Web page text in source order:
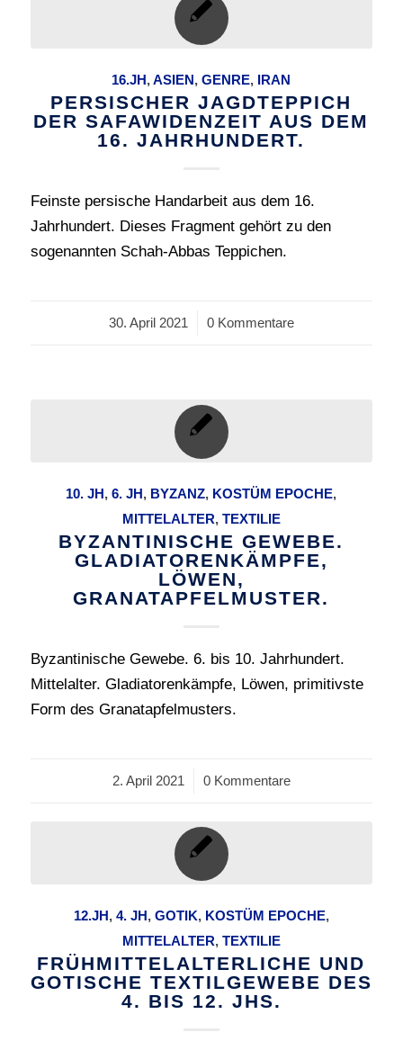
16.JH,ASIEN,GENRE, IRAN
PERSISCHER JAGDTEPPICH
DER SAFAWIDENZEIT AUS DEM
16. JAHRHUNDERT.
Feinste persische Handarbeit aus dem 16.
Jahrhundert. Dieses Fragment gehört zu den
sogenannten Schah-Abbas Teppichen.
30. April 2021
/ 0 Kommentare
10. JH,6. JH, BYZANZ, KOSTÜM EPOCHE,
MITTELALTER, TEXTILIE
BYZANTINISCHE GEWEBE.
GLADIATORENKÄMPFE,
LÖWEN,
GRANATAPFELMUSTER.
Byzantinische Gewebe. 6. bis 10. Jahrhundert.
Mittelalter. Gladiatorenkämpfe, Löwen, primitivste
Form des Granatapfelmusters.
2. April 2021
/ 0 Kommentare
12.JH, 4. JH, GOTIK, KOSTÜM EPOCHE,
MITTELALTER, TEXTILIE
FRÜHMITTELALTERLICHE UND
GOTISCHE TEXTILGEWEBE DES
4. BIS 12. JHS.